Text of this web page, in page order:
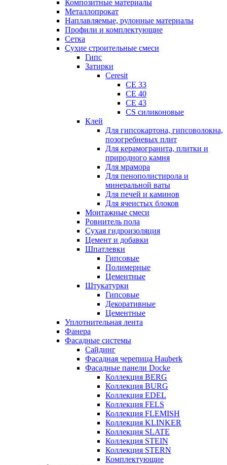
Композитные материалы
Металлопрокат
Наплавляемые, рулонные материалы
Профили и комплектующие
Сетка
Сухие строительные смеси
Гипс
Затирки
Ceresit
CE 33
CE 40
CE 43
CS силиконовые
Клей
Для гипсокартона, гипсоволокна,
позогребневых плит
Для керамогранита, плитки и
природного камня
Для мрамора
Для пенополистирола и
минеральной ваты
Для печей и каминов
Для ячеистых блоков
Монтажные смеси
Ровнитель пола
Сухая гидроизоляция
Цемент и добавки
Шпатлевки
Гипсовые
Полимерные
Цементные
Штукатурки
Гипсовые
Декоративные
Цементные
Уплотнительная лента
Фанера
Фасадные системы
Сайдинг
Фасадная черепица Hauberk
Фасадные панели Docke
Коллекция BERG
Коллекция BURG
Коллекция EDEL
Коллекция FELS
Коллекция FLEMISH
Коллекция KLINKER
Коллекция SLATE
Коллекция STEIN
Коллекция STERN
Комплектующие